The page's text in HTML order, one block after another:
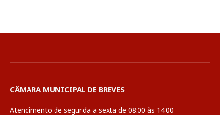
CÂMARA MUNICIPAL DE BREVES
Atendimento de segunda a sexta de 08:00 às 14:00